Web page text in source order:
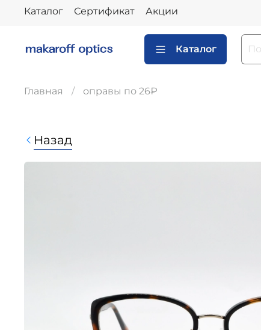
Каталог Сертификат Акции
Каталог
Главная оправы по 26₽
Назад